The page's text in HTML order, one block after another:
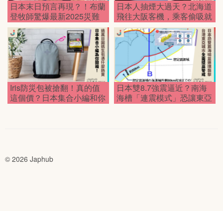
日本末日預言再現？！布蘭
登牧師驚爆最新2025災難
景象，日本將裂成兩半！
日本人抽煙大過天？北海道
飛往大阪客機，乘客偷吸就
害全體滯留！
Iris防災包被搶翻！真的值
這個價？日本集合小編和你
開箱！
日本雙8.7強震逼近？南海
海槽「連震模式」恐讓東亞
大亂！
© 2026 Japhub